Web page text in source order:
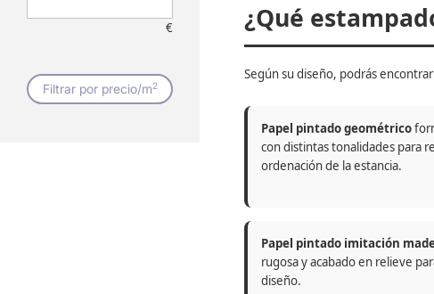
¿Qué
Según su diseño, podrás
Papel pintado geométrico
con distintas tonalidades para
ordenación de la estancia.
Papel pintado imitación
rugosa y acabado en relieve
diseño.
€
Filtrar por precio/m2